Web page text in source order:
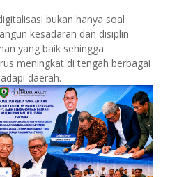
bukan hanya soal
kesadaran dan disiplin
yang baik sehingga
meningkat di tengah berbagai
daerah.